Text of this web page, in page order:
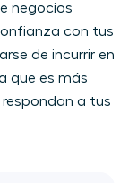
negocios
con tus
de incurrir en
que es más
a tus